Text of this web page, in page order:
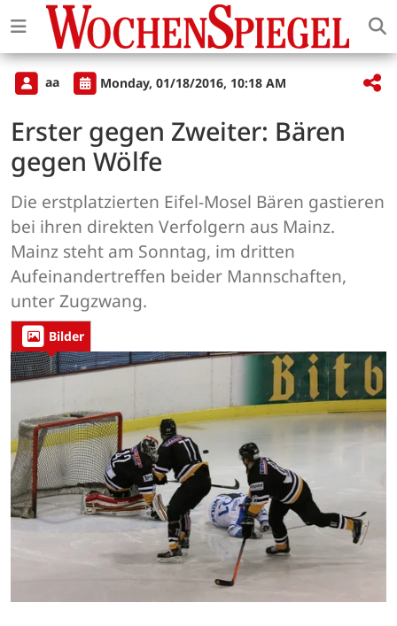
aa Monday, 01/18/2016, 10:18 AM
Erster gegen Zweiter: Bären
gegen Wölfe
Die erstplatzierten Eifel-Mosel Bären gastieren
bei ihren direkten Verfolgern aus Mainz.
Mainz steht am Sonntag, im dritten
Aufeinandertreffen beider Mannschaften,
unter Zugzwang.
Bilder